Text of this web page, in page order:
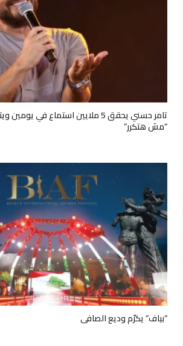
تامر حسني يحقق 5 ملايين استماع في
“مش هتكرر”
“بياف” يكرّم وديع الصافي